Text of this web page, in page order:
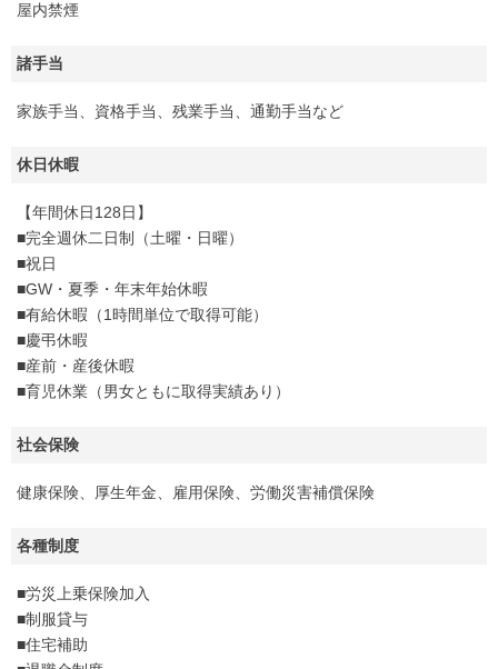
屋内禁煙
諸手当
家族手当、資格手当、残業手当、通勤手当など
休日休暇
【年間休日128日】
■完全週休二日制（土曜・日曜）
■祝日
■GW・夏季・年末年始休暇
■有給休暇（1時間単位で取得可能）
■慶弔休暇
■産前・産後休暇
■育児休業（男女ともに取得実績あり）
社会保険
健康保険、厚生年金、雇用保険、労働災害補償保険
各種制度
■労災上乗保険加入
■制服貸与
■住宅補助